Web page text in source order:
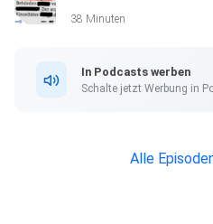
38 Minuten
In Podcasts werben
Schalte jetzt Werbung in
Alle